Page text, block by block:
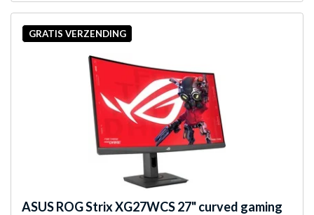
GRATIS VERZENDING
ASUSROG Strix XG27WCS 27" curved gaming